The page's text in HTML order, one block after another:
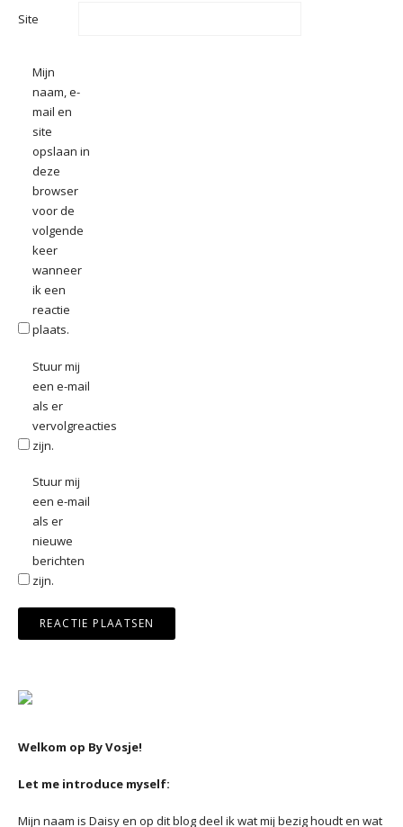
Site
Mijn
naam, e-
mail en
site
opslaan in
deze
browser
voor de
volgende
keer
wanneer
ik een
reactie
plaats.
Stuur mij
een e-mail
als er
vervolgreacties
zijn.
Stuur mij
een e-mail
als er
nieuwe
berichten
zijn.
Welkom op By Vosje!
Let me introduce myself:
Mijn naam is Daisy en op dit blog deel ik wat mij bezig houdt en wat